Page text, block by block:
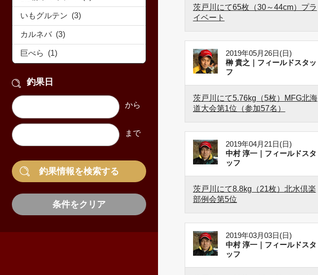
釣果日
条件をクリア
茨戸川にて65枚（30～44cm）プラ
イベート
2019年05月26日(日)
榊 貴之｜フィールドスタッ
フ
茨戸川にて5.76kg（5枚）MFG北海
道大会第1位（参加57名）
2019年04月21日(日)
中村 淳一｜フィールドスタ
ッフ
茨戸川にて8.8kg（21枚）北水倶楽
部例会第5位
2019年03月03日(日)
中村 淳一｜フィールドスタ
ッフ